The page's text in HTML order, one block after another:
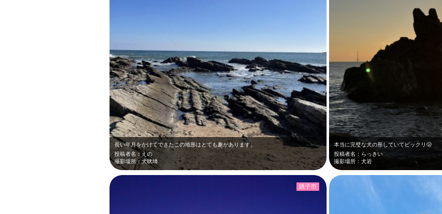
長い年月をかけてできたこの地形はとても趣があります。
投稿者名：えの
撮影場所：犬吠埼
本当に完璧な犬の形していてビックリ🫢
投稿者名：らっきい
撮影場所：犬岩
銚子市